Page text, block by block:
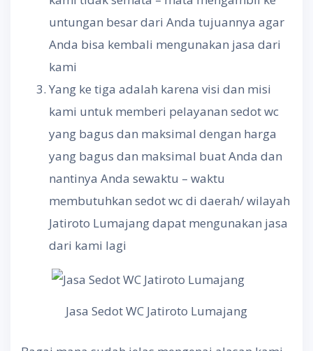
untungan besar dari Anda tujuannya agar
Anda bisa kembali mengunakan jasa dari
kami
Yang ke tiga adalah karena visi dan misi
kami untuk memberi pelayanan sedot wc
yang bagus dan maksimal dengan harga
yang bagus dan maksimal buat Anda dan
nantinya Anda sewaktu – waktu
membutuhkan sedot wc di daerah/ wilayah
Jatiroto Lumajang dapat mengunakan jasa
dari kami lagi
Jasa Sedot WC Jatiroto Lumajang